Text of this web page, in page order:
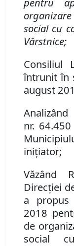
social cu
Vârstnice;
Consiliul
întrunit în
august
nr. 64.450
inițiator;
Văzând
Direcției
a propus
2018 p
de
social